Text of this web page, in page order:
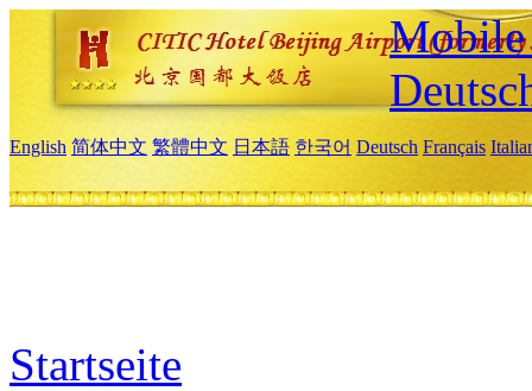
Mobile
English 简体中文 繁體中文 日本語 한국어 Deutsch Français
Startseite